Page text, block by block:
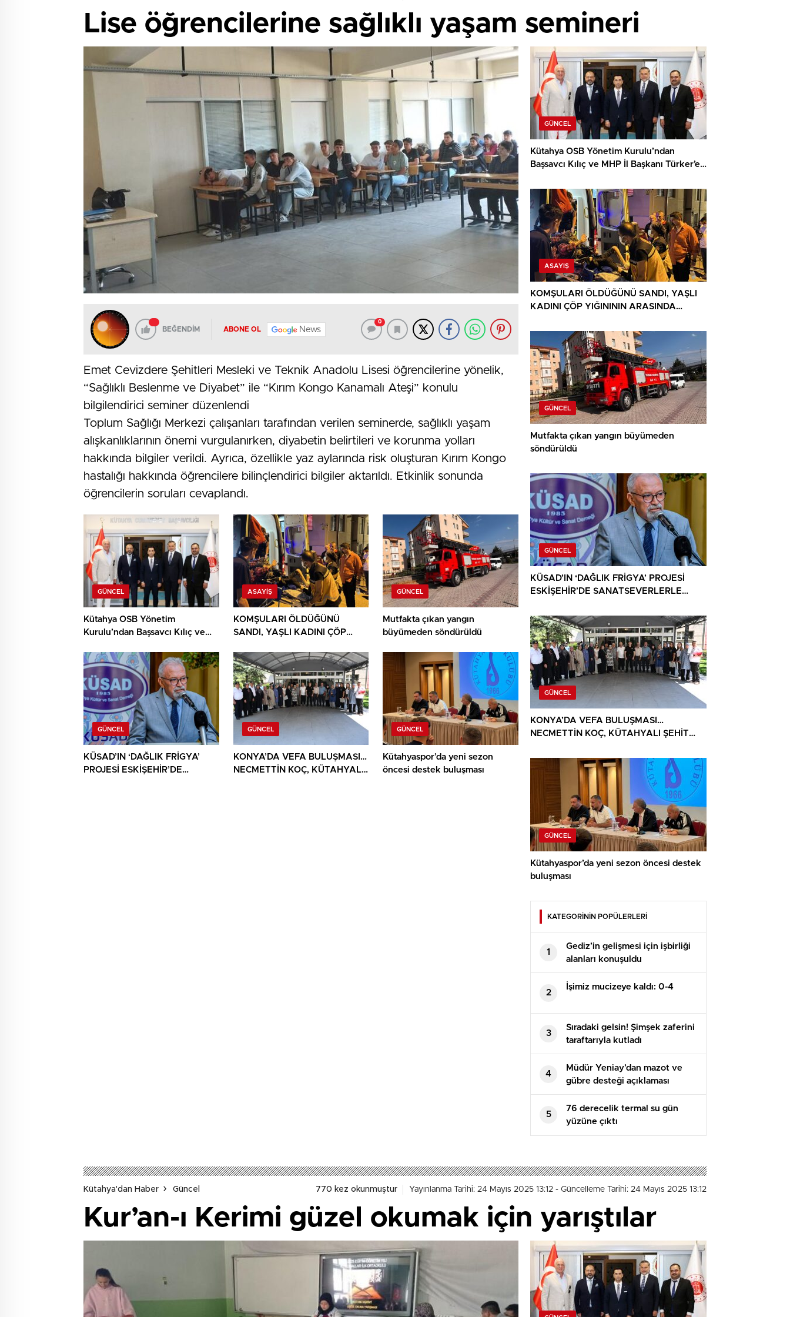
Lise öğrencilerine sağlıklı yaşam semineri
BEĞENDİM ABONE OL News
0
Emet Cevizdere Şehitleri Mesleki ve Teknik Anadolu Lisesi öğrencilerine yönelik,
“Sağlıklı Beslenme ve Diyabet” ile “Kırım Kongo Kanamalı Ateşi” konulu
bilgilendirici seminer düzenlendi
Toplum Sağlığı Merkezi çalışanları tarafından verilen seminerde, sağlıklı yaşam
alışkanlıklarının önemi vurgulanırken, diyabetin belirtileri ve korunma yolları
hakkında bilgiler verildi. Ayrıca, özellikle yaz aylarında risk oluşturan Kırım Kongo
hastalığı hakkında öğrencilere bilinçlendirici bilgiler aktarıldı. Etkinlik sonunda
öğrencilerin soruları cevaplandı.
GÜNCEL
Kütahya OSB Yönetim
Kurulu’ndan Başsavcı Kılıç ve
ASAYIŞ
KOMŞULARI ÖLDÜĞÜNÜ
SANDI, YAŞLI KADINI ÇÖP
BULUNDU
GÜNCEL
Mutfakta çıkan yangın
büyümeden söndürüldü
GÜNCEL
KÜSAD’IN ‘DAĞLIK FRİGYA’
PROJESİ ESKİŞEHİR’DE
GÜNCEL
KONYA’DA VEFA BULUŞMASI…
NECMETTİN KOÇ, KÜTAHYALI
GÜNCEL
Kütahyaspor’da yeni sezon
öncesi destek buluşması
GÜNCEL
Kütahya OSB Yönetim Kurulu’ndan
Başsavcı Kılıç ve MHP İl Başkanı Türker’e
ASAYIŞ
KOMŞULARI ÖLDÜĞÜNÜ SANDI, YAŞLI
KADINI ÇÖP YIĞINININ ARASINDA
GÜNCEL
Mutfakta çıkan yangın büyümeden
söndürüldü
GÜNCEL
KÜSAD’IN ‘DAĞLIK FRİGYA’ PROJESİ
ESKİŞEHİR’DE SANATSEVERLERLE
GÜNCEL
KONYA’DA VEFA BULUŞMASI…
NECMETTİN KOÇ, KÜTAHYALI ŞEHİT
GÜNCEL
Kütahyaspor’da yeni sezon öncesi destek
buluşması
KATEGORİNİN POPÜLERLERİ
1
Gediz’in gelişmesi için işbirliği
alanları konuşuldu
2
İşimiz mucizeye kaldı: 0-4
3
Sıradaki gelsin! Şimşek zaferini
taraftarıyla kutladı
4
Müdür Yeniay’dan mazot ve
gübre desteği açıklaması
5
76 derecelik termal su gün
yüzüne çıktı
Kütahya'dan Haber Güncel 770 kez okunmuştur Yayınlanma Tarihi: 24 Mayıs 2025 13:12 - Güncelleme Tarihi: 24 Mayıs 2025 13:12
Kur’an-ı Kerimi güzel okumak için yarıştılar